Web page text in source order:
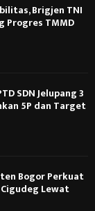
Brigjen TNI
Progres TMMD
SDN Jelupang 3
5P dan Target
Bogor Perkuat
Lewat